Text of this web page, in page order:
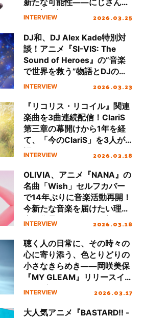
新たな可能性――にじさん
じ・樋口楓×TAKE（FLOW）
『PLATFORM』とVTuber音
楽の未来
INTERVIEW 2026.03.25
DJ和、DJ Alex Kade特別対
談！アニメ『SI-VIS: The
Sound of Heroes』の“音楽
で世界を救う”物語とDJの親
和性
INTERVIEW 2026.03.23
『リコリス・リコイル』関連
楽曲を3曲連続配信！ClariS
第三章の幕開けから1年を経
て、「今のClariS」を3人が
語る。
INTERVIEW 2026.03.18
OLIVIA、アニメ『NANA』の
名曲「Wish」セルフカバー
で14年ぶりに音楽活動再開！
今新たな音楽を届けたい理
由、作品とレイラへの想いを
INTERVIEW 2026.03.18
聴く人の日常に、その時々の
心に寄り添う、色とりどりの
小さなきらめき――岡咲美保
『MY GLEAM』リリースイ
ンタビュー
INTERVIEW 2026.03.17
大人気アニメ『BASTARD!! -